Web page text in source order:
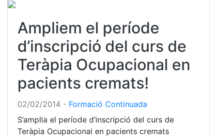
Ampliem el període
d’inscripció del curs de
Teràpia Ocupacional en
pacients cremats!
02/02/2014 - Formació Continuada
S’amplia el període d’inscripció del curs de
Teràpia Ocupacional en pacients cremats